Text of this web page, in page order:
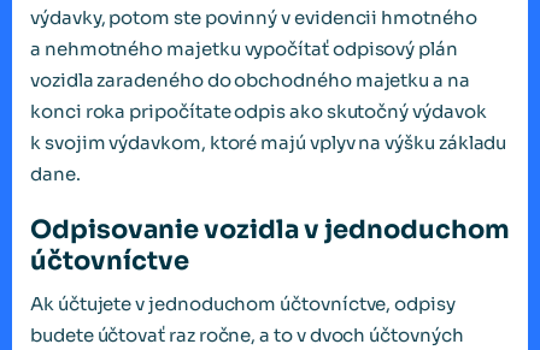
výdavky, potom ste povinný v evidencii hmotného
a nehmotného majetku vypočítať odpisový plán
vozidla zaradeného do obchodného majetku a na
konci roka pripočítate odpis ako skutočný výdavok
k svojim výdavkom, ktoré majú vplyv na výšku základu
dane.
Odpisovanie vozidla v jednoduchom
účtovníctve
Ak účtujete v jednoduchom účtovníctve, odpisy
budete účtovať raz ročne, a to v dvoch účtovných